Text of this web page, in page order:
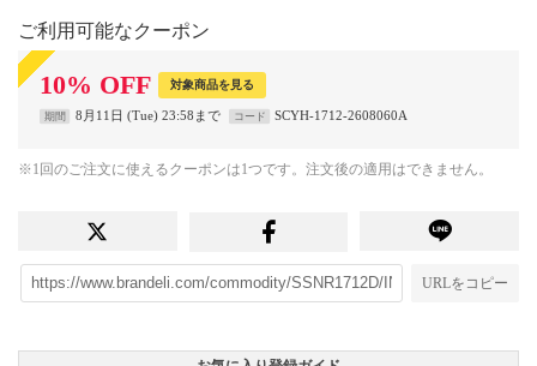
ご利用可能なクーポン
10% OFF 対象商品を見る
期間 8月11日 (Tue) 23:58まで コード SCYH-1712-2608060A
※1回のご注文に使えるクーポンは1つです。注文後の適用はできません。
URLをコピー